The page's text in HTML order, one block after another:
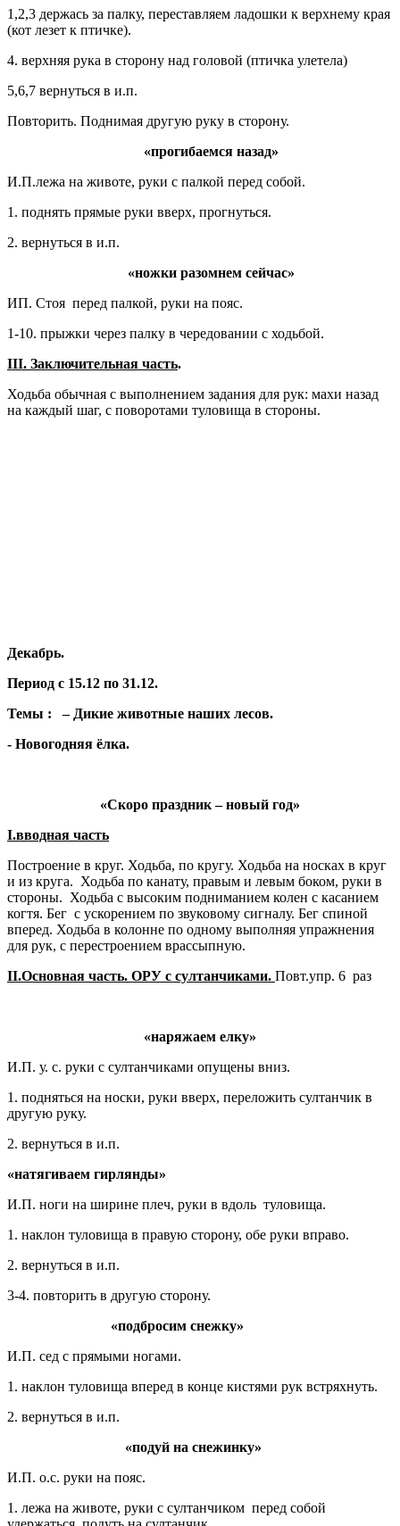
1,2,3 держась за палку, переставляем ладошки к верхнему края
(кот лезет к птичке).
4. верхняя рука в сторону над головой (птичка улетела)
5,6,7 вернуться в и.п.
Повторить. Поднимая другую руку в сторону.
«прогибаемся назад»
И.П.лежа на животе, руки с палкой перед собой.
1. поднять прямые руки вверх, прогнуться.
2. вернуться в и.п.
«ножки разомнем сейчас»
ИП. Стоя перед палкой, руки на пояс.
1-10. прыжки через палку в чередовании с ходьбой.
III. Заключительная часть.
Ходьба обычная с выполнением задания для рук: махи назад
на каждый шаг, с поворотами туловища в стороны.
Декабрь.
Период с 15.12 по 31.12.
Темы : – Дикие животные наших лесов.
- Новогодняя ёлка.
«Скоро праздник – новый год»
I.вводная часть
Построение в круг. Ходьба, по кругу. Ходьба на носках в круг
и из круга. Ходьба по канату, правым и левым боком, руки в
стороны. Ходьба с высоким подниманием колен с касанием
когтя. Бег с ускорением по звуковому сигналу. Бег спиной
вперед. Ходьба в колонне по одному выполняя упражнения
для рук, с перестроением врассыпную.
II.Основная часть. ОРУ с султанчиками. Повт.упр. 6 раз
«наряжаем елку»
И.П. у. с. руки с султанчиками опущены вниз.
1. подняться на носки, руки вверх, переложить султанчик в
другую руку.
2. вернуться в и.п.
«натягиваем гирлянды»
И.П. ноги на ширине плеч, руки в вдоль туловища.
1. наклон туловища в правую сторону, обе руки вправо.
2. вернуться в и.п.
3-4. повторить в другую сторону.
«подбросим снежку»
И.П. сед с прямыми ногами.
1. наклон туловища вперед в конце кистями рук встряхнуть.
2. вернуться в и.п.
«подуй на снежинку»
И.П. о.с. руки на пояс.
1. лежа на животе, руки с султанчиком перед собой